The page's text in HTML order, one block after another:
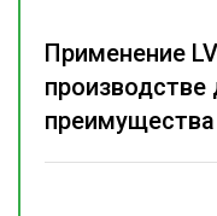
Применение